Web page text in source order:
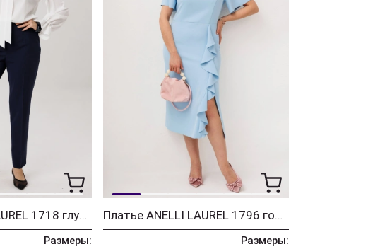
Брюки ANELLI LAUREL 1718 глубина океана
Размеры:
Платье ANELLI LAUREL 1796 голубая волна
Размеры: